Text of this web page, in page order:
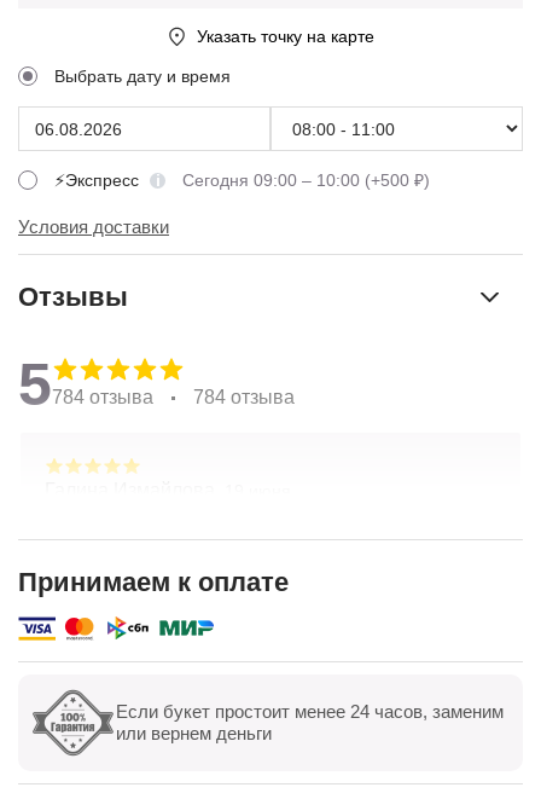
Указать точку на карте
Выбрать дату и время
⚡Экспресс Сегодня 09:00 – 10:00 (+500 ₽)
Условия доставки
Отзывы
5784 отзыва 784 отзыва
городе, заказываю через приложение. Всегда
доставка. Огромное спасибо за настроение
Показать все Оставить отзыв
Принимаем к оплате
Если букет простоит менее 24 часов, заменим
или вернем деньги